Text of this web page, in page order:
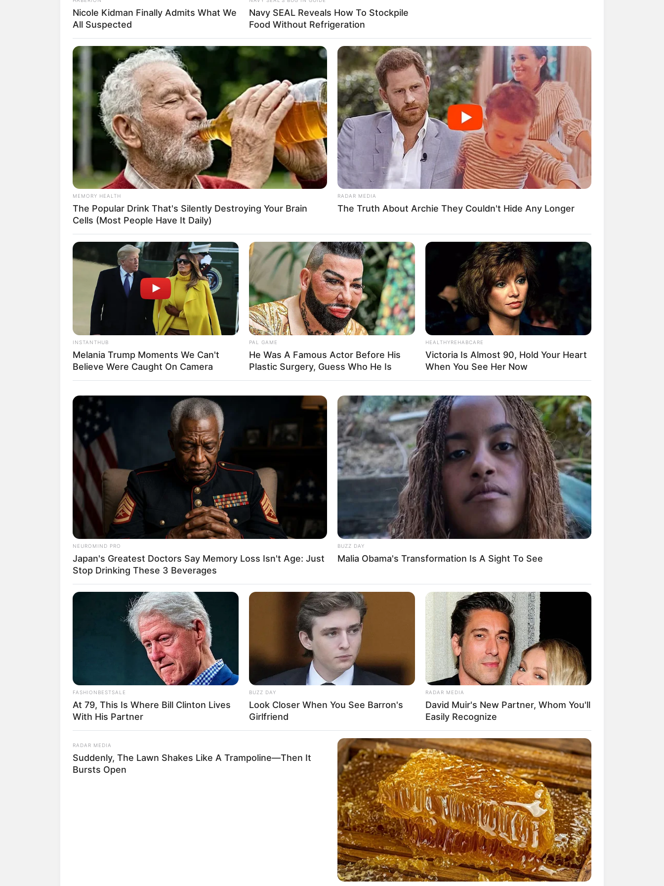
Baca selengkapnya
Baca juga:Apa Itu Penyakit Ain, Kenali Sebab dan Bahayanya
Daftar isi
1. Bisa meredakan stres
(foto: pixabay)
Manfaatnya yang pertama adalah untuk meredakan dan mengontrol stres melalui penyeimbangan
dari kontrol sistem saraf.
Dengan memperkuat sistem saraf, maka akan mengakibatkan energi positif dalam reaksi tubuh
dan munculnya keadaan tubuh yang enerjik.
Hal ini juga didukung dengan adanya laporan hasil penelitian pada tahun 2017 dariInternational
Journal of Yogayang menyatakan bahwa meditasi kundalini terbukti ampuh meredakan stres.
2. Meningkatkan fungsi kognitif
Langka Banget! 10 Pose Lucu
Katak yang Bikin Ketawa
Gemes
Ambyar! 10 Kalimat Baper
Pakai Bahasa Jawa Ini Bikin
Galau Abis
Fail! 10 Potret Makanan Gagal
Dimasak yang Bikin Kamu
Nggak Selera
10 Pose Manekin Anti
Banget
8 Kata Lucu Seputar Malam
Minggu ala Jomblo yang Bikin
Ngenes
10 Desain Kanopi Tempat
Tidur, Serasa Beristirahat di
Kamar Raja
Tampil Lebih Modern, 7 Potret
Hasil Renovasi Rumah Berusia
90 Tahun
Nicole Kidman Finally Admits What We
All Suspected
Navy SEAL Reveals How To Stockpile
Food Without Refrigeration
MEMORY HEALTH
The Popular Drink That's Silently Destroying Your Brain
Cells (Most People Have It Daily)
RADAR MEDIA
The Truth About Archie They Couldn't Hide Any Longer
INSTANTHUB
Melania Trump Moments We Can't
Believe Were Caught On Camera
PAL GAME
He Was A Famous Actor Before His
Plastic Surgery, Guess Who He Is
HEALTHYREHABCARE
Victoria Is Almost 90, Hold Your Heart
When You See Her Now
NEUROMIND PRO
Japan's Greatest Doctors Say Memory Loss Isn't Age: Just
Stop Drinking These 3 Beverages
BUZZ DAY
Malia Obama's Transformation Is A Sight To See
FASHIONBESTSALE
At 79, This Is Where Bill Clinton Lives
With His Partner
BUZZ DAY
Look Closer When You See Barron's
Girlfriend
RADAR MEDIA
David Muir's New Partner, Whom You'll
Easily Recognize
RADAR MEDIA
Suddenly, The Lawn Shakes Like A Trampoline—Then It
Bursts Open